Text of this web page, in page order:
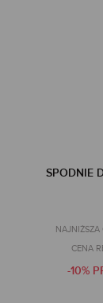
SPODNIE
CENA
-10%